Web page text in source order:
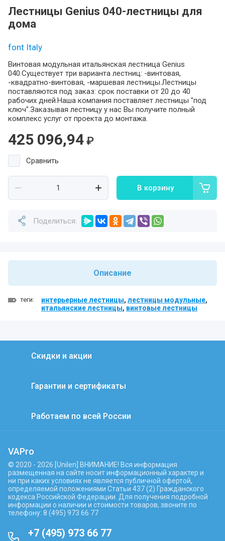
Лестницы Genius 040-лестницы для
дома
font Italy
Винтовая модульная итальянская лестница Genius
040.Существует три варианта лестниц: -винтовая,
-квадратно-винтовая, -маршевая лестницы.Лестницы
поставляются под заказ: срок поставки от 20 до 40
рабочих дней.Наша компания поставляет лестницы "под
ключ".Заказывая лестницу у нас Вы получите полный
комплекс услуг от проекта до монтажа.
425 096,94 ₽
Сравнить
В корзину
Поделиться:
Описание
теги: интерьерные лестницы, лестницы модульные,
итальянские лестницы, винтовые лестницы
Скидки и акции
Гарантии и сертификаты
Работаем по всей России
VAPro
© 2020 - 2026 [Unilen] ВНИМАНИЕ! Вся информация
размещенная на сайте носит информационный характер и
ни при каких условиях не является публичной офертой,
определяемой положениями Статьи 437 (2) Гражданского
кодекса Российской Федерации. Для получения подробной
информации о наличии и стоимости товаров, звоните по
телефону: 8 (495) 973 66 77
+7 (495) 973 66 77